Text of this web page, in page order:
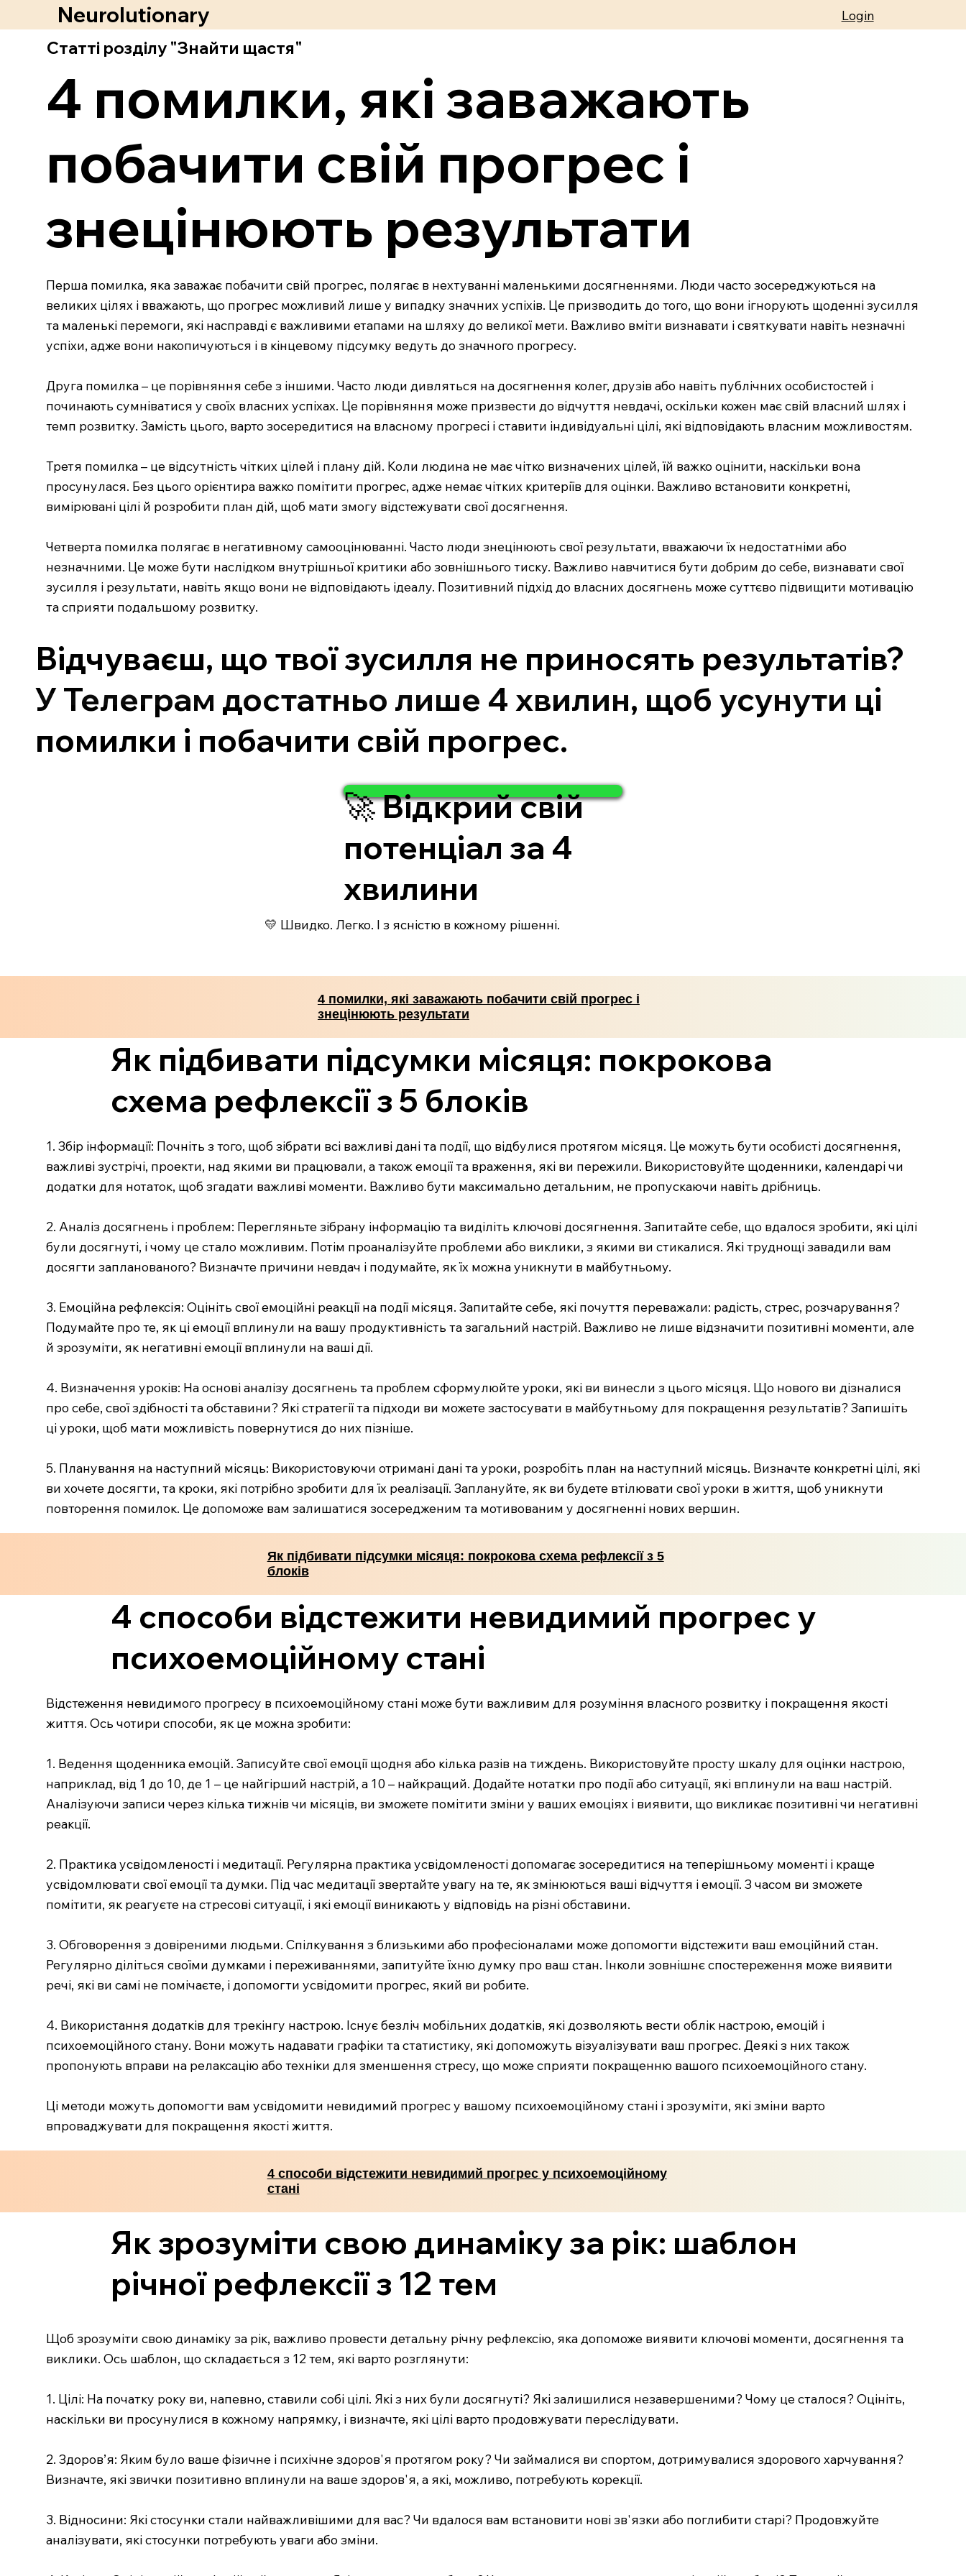
Neurolutionary Login
Статті розділу "Знайти щастя"
4 помилки, які заважають
побачити свій прогрес і
знецінюють результати
Перша помилка, яка заважає побачити свій прогрес, полягає в нехтуванні маленькими досягненнями. Люди часто зосереджуються на
великих цілях і вважають, що прогрес можливий лише у випадку значних успіхів. Це призводить до того, що вони ігнорують щоденні зусилля
та маленькі перемоги, які насправді є важливими етапами на шляху до великої мети. Важливо вміти визнавати і святкувати навіть незначні
успіхи, адже вони накопичуються і в кінцевому підсумку ведуть до значного прогресу.
Друга помилка – це порівняння себе з іншими. Часто люди дивляться на досягнення колег, друзів або навіть публічних особистостей і
починають сумніватися у своїх власних успіхах. Це порівняння може призвести до відчуття невдачі, оскільки кожен має свій власний шлях і
темп розвитку. Замість цього, варто зосередитися на власному прогресі і ставити індивідуальні цілі, які відповідають власним можливостям.
Третя помилка – це відсутність чітких цілей і плану дій. Коли людина не має чітко визначених цілей, їй важко оцінити, наскільки вона
просунулася. Без цього орієнтира важко помітити прогрес, адже немає чітких критеріїв для оцінки. Важливо встановити конкретні,
вимірювані цілі й розробити план дій, щоб мати змогу відстежувати свої досягнення.
Четверта помилка полягає в негативному самооцінюванні. Часто люди знецінюють свої результати, вважаючи їх недостатніми або
незначними. Це може бути наслідком внутрішньої критики або зовнішнього тиску. Важливо навчитися бути добрим до себе, визнавати свої
зусилля і результати, навіть якщо вони не відповідають ідеалу. Позитивний підхід до власних досягнень може суттєво підвищити мотивацію
та сприяти подальшому розвитку.
Відчуваєш, що твої зусилля не приносять результатів?
У Телеграм достатньо лише 4 хвилин, щоб усунути ці
помилки і побачити свій прогрес.
🚀 Відкрий свій
потенціал за 4
хвилини
💛 Швидко. Легко. І з ясністю в кожному рішенні.
4 помилки, які заважають побачити свій прогрес і
знецінюють результати
Як підбивати підсумки місяця: покрокова
схема рефлексії з 5 блоків
1. Збір інформації: Почніть з того, щоб зібрати всі важливі дані та події, що відбулися протягом місяця. Це можуть бути особисті досягнення,
важливі зустрічі, проекти, над якими ви працювали, а також емоції та враження, які ви пережили. Використовуйте щоденники, календарі чи
додатки для нотаток, щоб згадати важливі моменти. Важливо бути максимально детальним, не пропускаючи навіть дрібниць.
2. Аналіз досягнень і проблем: Перегляньте зібрану інформацію та виділіть ключові досягнення. Запитайте себе, що вдалося зробити, які цілі
були досягнуті, і чому це стало можливим. Потім проаналізуйте проблеми або виклики, з якими ви стикалися. Які труднощі завадили вам
досягти запланованого? Визначте причини невдач і подумайте, як їх можна уникнути в майбутньому.
3. Емоційна рефлексія: Оцініть свої емоційні реакції на події місяця. Запитайте себе, які почуття переважали: радість, стрес, розчарування?
Подумайте про те, як ці емоції вплинули на вашу продуктивність та загальний настрій. Важливо не лише відзначити позитивні моменти, але
й зрозуміти, як негативні емоції вплинули на ваші дії.
4. Визначення уроків: На основі аналізу досягнень та проблем сформулюйте уроки, які ви винесли з цього місяця. Що нового ви дізналися
про себе, свої здібності та обставини? Які стратегії та підходи ви можете застосувати в майбутньому для покращення результатів? Запишіть
ці уроки, щоб мати можливість повернутися до них пізніше.
5. Планування на наступний місяць: Використовуючи отримані дані та уроки, розробіть план на наступний місяць. Визначте конкретні цілі, які
ви хочете досягти, та кроки, які потрібно зробити для їх реалізації. Заплануйте, як ви будете втілювати свої уроки в життя, щоб уникнути
повторення помилок. Це допоможе вам залишатися зосередженим та мотивованим у досягненні нових вершин.
Як підбивати підсумки місяця: покрокова схема рефлексії з 5
блоків
4 способи відстежити невидимий прогрес у
психоемоційному стані
Відстеження невидимого прогресу в психоемоційному стані може бути важливим для розуміння власного розвитку і покращення якості
життя. Ось чотири способи, як це можна зробити:
1. Ведення щоденника емоцій. Записуйте свої емоції щодня або кілька разів на тиждень. Використовуйте просту шкалу для оцінки настрою,
наприклад, від 1 до 10, де 1 – це найгірший настрій, а 10 – найкращий. Додайте нотатки про події або ситуації, які вплинули на ваш настрій.
Аналізуючи записи через кілька тижнів чи місяців, ви зможете помітити зміни у ваших емоціях і виявити, що викликає позитивні чи негативні
реакції.
2. Практика усвідомленості і медитації. Регулярна практика усвідомленості допомагає зосередитися на теперішньому моменті і краще
усвідомлювати свої емоції та думки. Під час медитації звертайте увагу на те, як змінюються ваші відчуття і емоції. З часом ви зможете
помітити, як реагуєте на стресові ситуації, і які емоції виникають у відповідь на різні обставини.
3. Обговорення з довіреними людьми. Спілкування з близькими або професіоналами може допомогти відстежити ваш емоційний стан.
Регулярно діліться своїми думками і переживаннями, запитуйте їхню думку про ваш стан. Інколи зовнішнє спостереження може виявити
речі, які ви самі не помічаєте, і допомогти усвідомити прогрес, який ви робите.
4. Використання додатків для трекінгу настрою. Існує безліч мобільних додатків, які дозволяють вести облік настрою, емоцій і
психоемоційного стану. Вони можуть надавати графіки та статистику, які допоможуть візуалізувати ваш прогрес. Деякі з них також
пропонують вправи на релаксацію або техніки для зменшення стресу, що може сприяти покращенню вашого психоемоційного стану.
Ці методи можуть допомогти вам усвідомити невидимий прогрес у вашому психоемоційному стані і зрозуміти, які зміни варто
впроваджувати для покращення якості життя.
4 способи відстежити невидимий прогрес у психоемоційному
стані
Як зрозуміти свою динаміку за рік: шаблон
річної рефлексії з 12 тем
Щоб зрозуміти свою динаміку за рік, важливо провести детальну річну рефлексію, яка допоможе виявити ключові моменти, досягнення та
виклики. Ось шаблон, що складається з 12 тем, які варто розглянути:
1. Цілі: На початку року ви, напевно, ставили собі цілі. Які з них були досягнуті? Які залишилися незавершеними? Чому це сталося? Оцініть,
наскільки ви просунулися в кожному напрямку, і визначте, які цілі варто продовжувати переслідувати.
2. Здоров’я: Яким було ваше фізичне і психічне здоров'я протягом року? Чи займалися ви спортом, дотримувалися здорового харчування?
Визначте, які звички позитивно вплинули на ваше здоров'я, а які, можливо, потребують корекції.
3. Відносини: Які стосунки стали найважливішими для вас? Чи вдалося вам встановити нові зв'язки або поглибити старі? Продовжуйте
аналізувати, які стосунки потребують уваги або зміни.